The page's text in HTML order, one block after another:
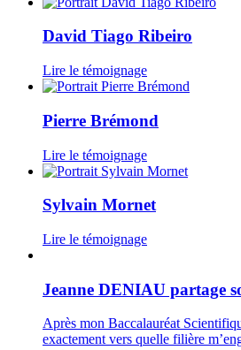
David Tiago Ribeiro
Lire le témoignage
Pierre Brémond
Lire le témoignage
Sylvain Mornet
Lire le témoignage
Jeanne DENIAU partage
Après mon Baccalauréat
exactement vers quelle filière